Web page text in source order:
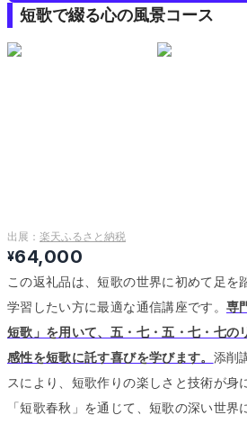
短歌で綴る心の風景コース
出展： 楽天ふるさと納税
¥64,000
この返礼品は、短歌の世界に初めて足を
学習したい方に最適な通信講座です。 専
短歌」を用いて、五・七・五・七・七の
感性を短歌に託す喜びを学びます。 添削
スにより、短歌作りの楽しさと技術が身
「短歌春秋」を通じて、短歌の深い世界